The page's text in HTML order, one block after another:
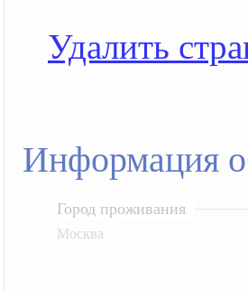
Удалить
Информация
Город проживания
Москва